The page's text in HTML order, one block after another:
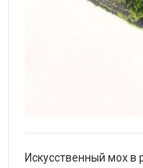
Искусственный мох в